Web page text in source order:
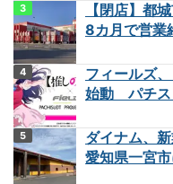
【閉店】都
8カ月で営
フィールズ
始動 パチス
ダイナム、
愛知県一宮